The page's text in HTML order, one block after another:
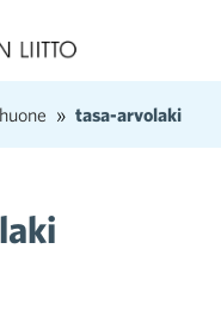
tasa-arvolaki